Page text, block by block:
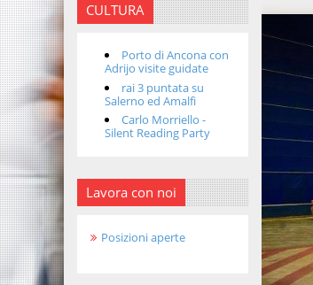
CULTURA
Porto di Ancona con
Adrijo visite guidate
rai 3 puntata su
Salerno ed Amalfi
Carlo Morriello -
Silent Reading Party
Lavora con noi
Posizioni aperte